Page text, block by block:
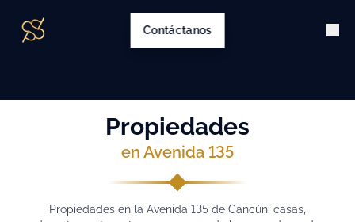
Contáctanos
Propiedades
en Avenida 135
Propiedades en la Avenida 135 de Cancún: casas,